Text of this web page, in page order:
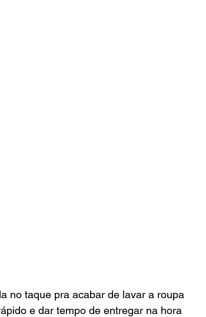
e dar tempo de entregar na hora